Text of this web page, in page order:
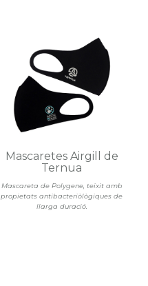
Mascareta de Polygene, teixit amb
propietats antibacteriòlògiques de
llarga duració.
Mascaretes Airgill de
Ternua